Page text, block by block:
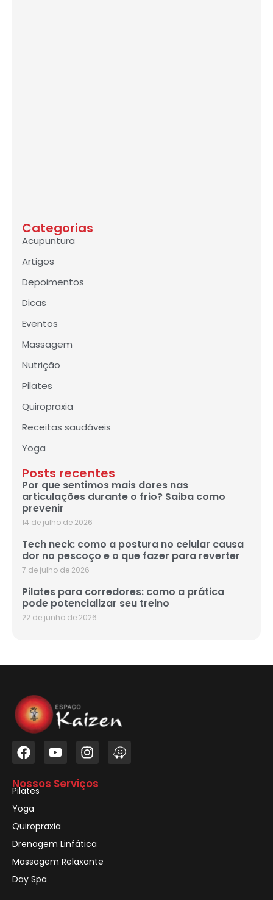
Categorias
Acupuntura
Artigos
Depoimentos
Dicas
Eventos
Massagem
Nutrição
Pilates
Quiropraxia
Receitas saudáveis
Yoga
Posts recentes
Por que sentimos mais dores nas
articulações durante o frio? Saiba como
prevenir
14 de julho de 2026
Tech neck: como a postura no celular causa
dor no pescoço e o que fazer para reverter
7 de julho de 2026
Pilates para corredores: como a prática
pode potencializar seu treino
22 de junho de 2026
Nossos Serviços
Pilates
Yoga
Quiropraxia
Drenagem Linfática
Massagem Relaxante
Day Spa